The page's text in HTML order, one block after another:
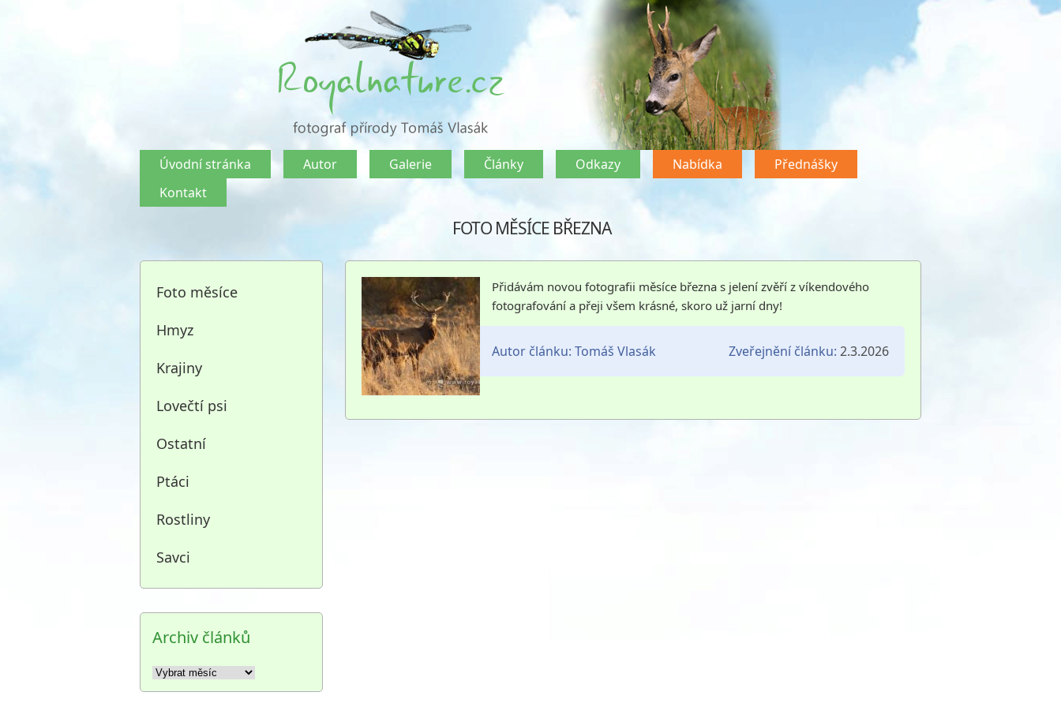
Úvodní stránka Autor Galerie Články Odkazy Nabídka
Přednášky
Kontakt
FOTO MĚSÍCE BŘEZNA
Foto měsíce
Hmyz
Krajiny
Lovečtí psi
Ostatní
Ptáci
Rostliny
Savci
Archiv článků
Archiv
článků
Přidávám novou fotografii měsíce března s jelení zvěří z víkendového
fotografování a přeji všem krásné, skoro už jarní dny!
Autor článku: Tomáš Vlasák Zveřejnění článku: 2.3.2026